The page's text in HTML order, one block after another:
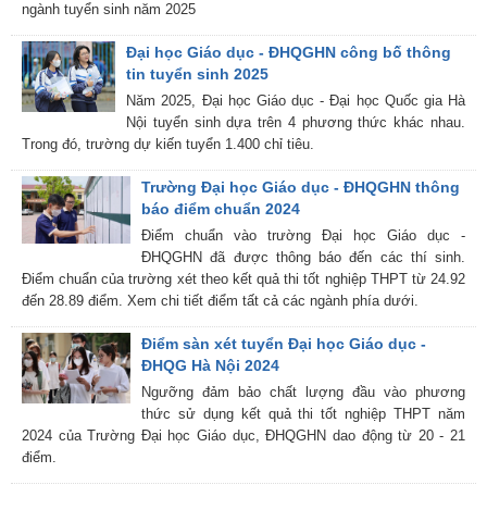
ngành tuyển sinh năm 2025
Đại học Giáo dục - ĐHQGHN công bố thông
tin tuyển sinh 2025
Năm 2025, Đại học Giáo dục - Đại học Quốc gia Hà
Nội tuyển sinh dựa trên 4 phương thức khác nhau.
Trong đó, trường dự kiến tuyển 1.400 chỉ tiêu.
Trường Đại học Giáo dục - ĐHQGHN thông
báo điểm chuẩn 2024
Điểm chuẩn vào trường Đại học Giáo dục -
ĐHQGHN đã được thông báo đến các thí sinh.
Điểm chuẩn của trường xét theo kết quả thi tốt nghiệp THPT từ 24.92
đến 28.89 điểm. Xem chi tiết điểm tất cả các ngành phía dưới.
Điểm sàn xét tuyển Đại học Giáo dục -
ĐHQG Hà Nội 2024
Ngưỡng đảm bảo chất lượng đầu vào phương
thức sử dụng kết quả thi tốt nghiệp THPT năm
2024 của Trường Đại học Giáo dục, ĐHQGHN dao động từ 20 - 21
điểm.